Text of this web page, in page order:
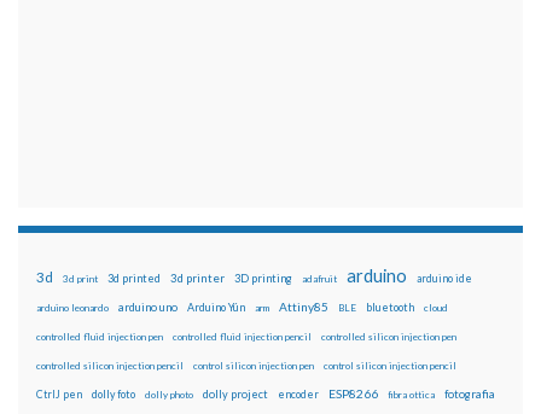
3d 3d print 3d printed 3d printer 3D printing adafruit arduino arduino ide
arduino leonardo arduino uno Arduino Yún arm Attiny85 BLE bluetooth cloud
controlled fluid injection pen controlled fluid injection pencil controlled silicon injection pen
controlled silicon injection pencil control silicon injection pen control silicon injection pencil
CtrlJ pen dolly foto dolly photo dolly project encoder ESP8266 fibra ottica fotografia